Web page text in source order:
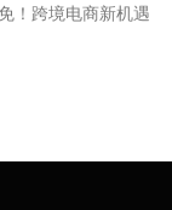
！跨境电商新机遇